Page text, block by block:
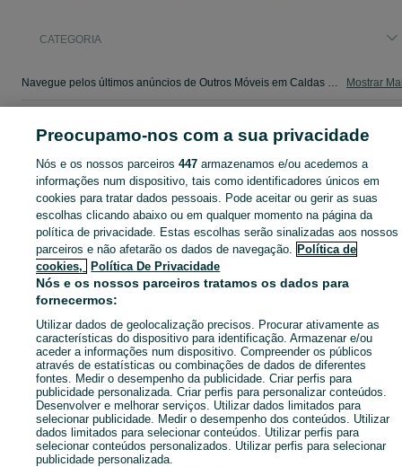
CATEGORIA
Navegue pelos últimos anúncios de Outros Móveis em Caldas De São Jorge E Pigeiros no OLX Portugal. Compre e venda produtos locais com facilidade e segurança. Mostrar
Mapa das freguesias
Mapa de mini-sites
Pesquisas populares
Preocupamo-nos com a sua privacidade
Nós e os nossos parceiros447 armazenamos e/ou acedemos a
informações num dispositivo, tais como identificadores únicos em
cookies para tratar dados pessoais. Pode aceitar ou gerir as suas
escolhas clicando abaixo ou em qualquer momento na página da
política de privacidade. Estas escolhas serão sinalizadas aos nossos
parceiros e não afetarão os dados de navegação. Política de
cookies,
Política De Privacidade
Nós e os nossos parceiros tratamos os dados para
fornecermos:
Utilizar dados de geolocalização precisos. Procurar ativamente as
características do dispositivo para identificação. Armazenar e/ou
aceder a informações num dispositivo. Compreender os públicos
através de estatísticas ou combinações de dados de diferentes
fontes. Medir o desempenho da publicidade. Criar perfis para
publicidade personalizada. Criar perfis para personalizar conteúdos.
Desenvolver e melhorar serviços. Utilizar dados limitados para
selecionar publicidade. Medir o desempenho dos conteúdos. Utilizar
dados limitados para selecionar conteúdos. Utilizar perfis para
selecionar conteúdos personalizados. Utilizar perfis para selecionar
publicidade personalizada.